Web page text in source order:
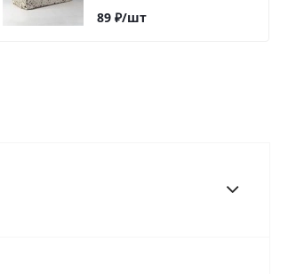
89₽/шт